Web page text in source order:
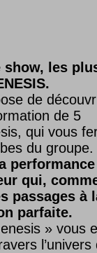
show, les
de
de 5
qui vous
du groupe.
performance
qui,
passages à
parfaite.
» vous
l’univers